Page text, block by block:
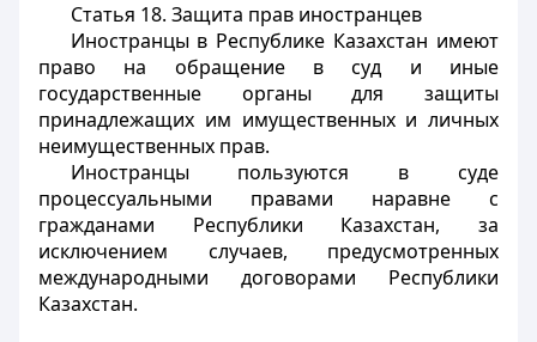
Статья 18. Защита прав иностранцев
Иностранцыв Республике Казахстан имеют
право на обращение в суд и иные
государственные органы для защиты
принадлежащих им имущественных и личных
неимущественных прав.
Иностранцыпользуются в суде
процессуальными правами наравне с
гражданами Республики Казахстан, за
исключением случаев, предусмотренных
международными договорами Республики
Казахстан.